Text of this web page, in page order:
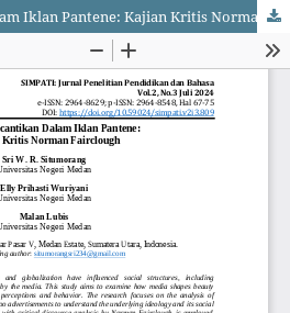
Wacana Kecantikan Dalam Iklan Pantene: Kajian Kritis Norman Fairclough